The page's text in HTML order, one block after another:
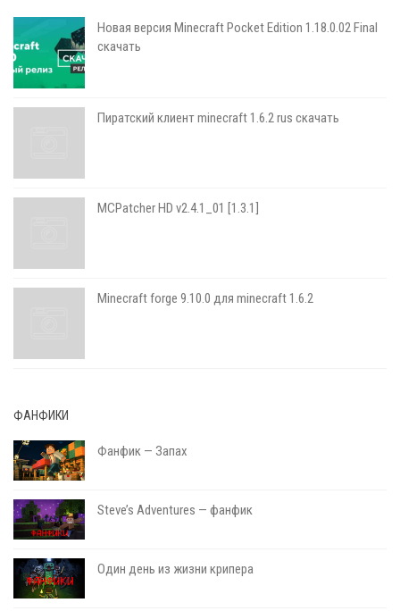
Новая версия Minecraft Pocket Edition 1.18.0.02 Final
скачать
Пиратский клиент minecraft 1.6.2 rus скачать
MCPatcher HD v2.4.1_01 [1.3.1]
Minecraft forge 9.10.0 для minecraft 1.6.2
ФАНФИКИ
Фанфик — Запах
Steve’s Adventures — фанфик
Один день из жизни крипера